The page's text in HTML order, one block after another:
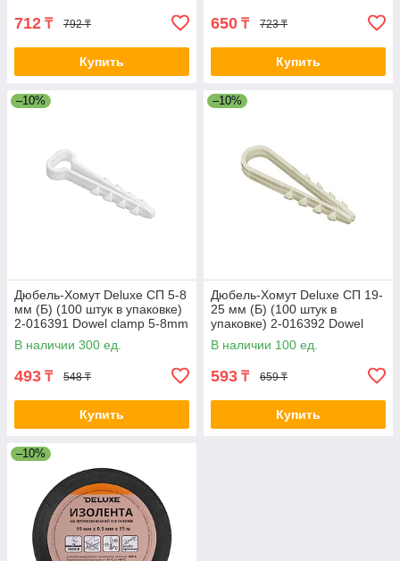
712 ₸ 792 ₸
Купить
650 ₸ 723 ₸
Купить
–10%
Дюбель-Хомут Deluxe СП 5-8
мм (Б) (100 штук в упаковке)
2-016391 Dowel clamp 5-8mm
nylon w
В наличии 300 ед.
493 ₸ 548 ₸
Купить
–10%
Дюбель-Хомут Deluxe СП 19-
25 мм (Б) (100 штук в
упаковке) 2-016392 Dowel
clamp 19-25mm nylon
В наличии 100 ед.
593 ₸ 659 ₸
Купить
–10%